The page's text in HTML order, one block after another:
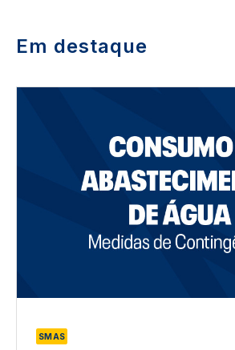
Em destaque
SMAS